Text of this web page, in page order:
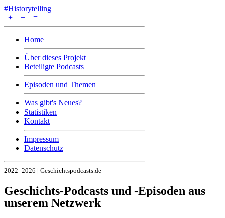
#Historytelling
+
+ =
Home
Über dieses Projekt
Beteiligte Podcasts
Episoden und Themen
Was gibt's Neues?
Statistiken
Kontakt
Impressum
Datenschutz
2022–2026 | Geschichtspodcasts.de
Geschichts-Podcasts und -Episoden aus
unserem Netzwerk